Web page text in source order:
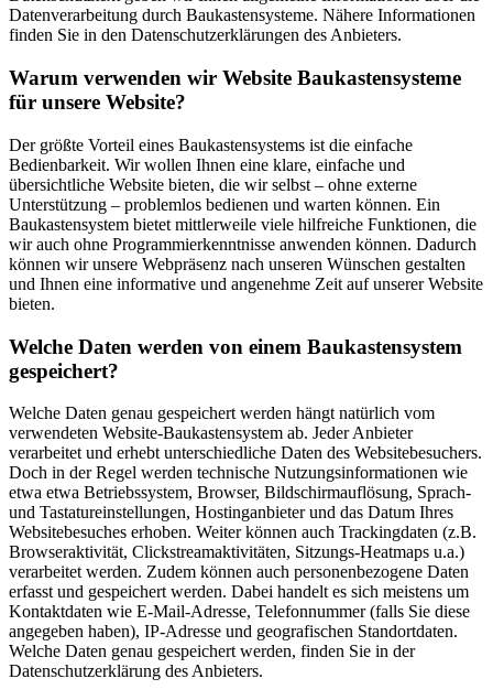
Datenverarbeitung durch Baukastensysteme. Nähere Informationen
finden Sie in den Datenschutzerklärungen des Anbieters.
Warum verwenden wir Website Baukastensysteme
für unsere Website?
Der größte Vorteil eines Baukastensystems ist die einfache
Bedienbarkeit. Wir wollen Ihnen eine klare, einfache und
übersichtliche Website bieten, die wir selbst – ohne externe
Unterstützung – problemlos bedienen und warten können. Ein
Baukastensystem bietet mittlerweile viele hilfreiche Funktionen, die
wir auch ohne Programmierkenntnisse anwenden können. Dadurch
können wir unsere Webpräsenz nach unseren Wünschen gestalten
und Ihnen eine informative und angenehme Zeit auf unserer Website
bieten.
Welche Daten werden von einem Baukastensystem
gespeichert?
Welche Daten genau gespeichert werden hängt natürlich vom
verwendeten Website-Baukastensystem ab. Jeder Anbieter
verarbeitet und erhebt unterschiedliche Daten des Websitebesuchers.
Doch in der Regel werden technische Nutzungsinformationen wie
etwa etwa Betriebssystem, Browser, Bildschirmauflösung, Sprach-
und Tastatureinstellungen, Hostinganbieter und das Datum Ihres
Websitebesuches erhoben. Weiter können auch Trackingdaten (z.B.
Browseraktivität, Clickstreamaktivitäten, Sitzungs-Heatmaps u.a.)
verarbeitet werden. Zudem können auch personenbezogene Daten
erfasst und gespeichert werden. Dabei handelt es sich meistens um
Kontaktdaten wie E-Mail-Adresse, Telefonnummer (falls Sie diese
angegeben haben), IP-Adresse und geografischen Standortdaten.
Welche Daten genau gespeichert werden, finden Sie in der
Datenschutzerklärung des Anbieters.